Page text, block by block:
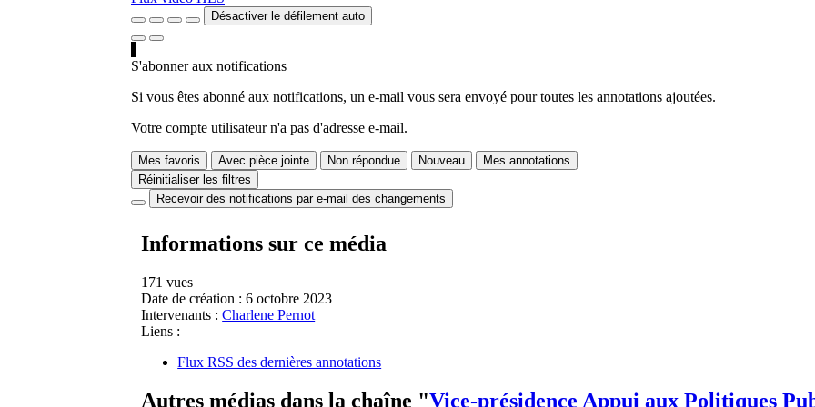
Désactiver le défilement auto
S'abonner aux notifications
Si vous êtes abonné aux notifications, un e-mail vous sera envoyé pour toutes les annotations ajoutées.
Votre compte utilisateur n'a pas d'adresse e-mail.
Mes favoris Avec pièce jointe Non répondue Nouveau
Mes annotations
Réinitialiser les filtres
Recevoir des notifications par e-mail des changements
Informations sur ce média
171 vues
Date de création : 6 octobre 2023
Intervenants : Charlene Pernot
Liens :
Flux RSS des dernières annotations
Autres médias dans la chaîne "Vice-présidence Appui aux Politiques